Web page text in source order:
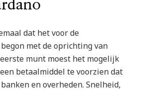
dat het voor de
met de oprichting van
munt moest het mogelijk
betaalmiddel te voorzien dat
en overheden. Snelheid,